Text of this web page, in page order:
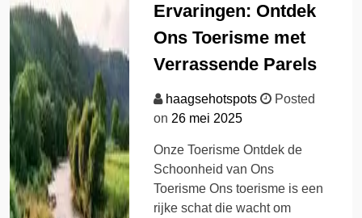
Ervaringen: Ontdek
Ons Toerisme met
Verrassende Parels
haagsehotspots
Posted
on26 mei 2025
Onze Toerisme Ontdek de
Schoonheid van Ons
Toerisme Ons toerisme is een
rijke schat die wacht om